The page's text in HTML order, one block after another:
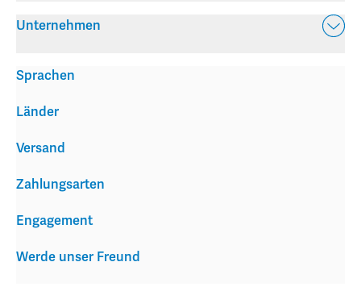
Unternehmen
Versand
Zahlungsarten
Engagement
Werde unser Freund
Sprachen
Länder